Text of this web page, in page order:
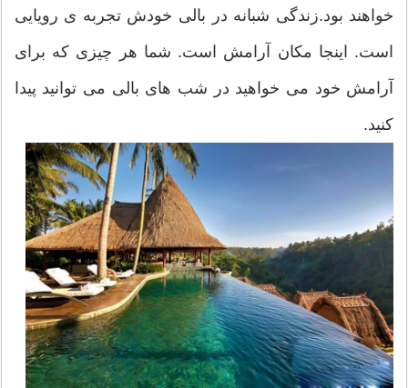
خواهند بود.زندگی شبانه در بالی خودش تجربه ی رویایی
است. اینجا مکان آرامش است. شما هر چیزی که برای
آرامش خود می خواهید در شب های بالی می توانید پیدا
کنید.